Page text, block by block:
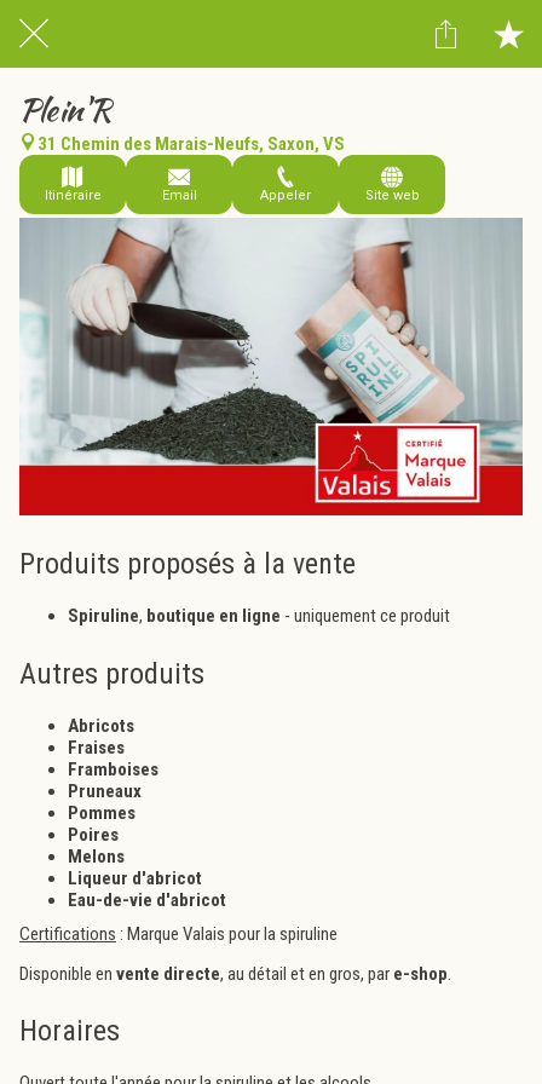
Plein'R
31 Chemin des Marais-Neufs, Saxon, VS
Itinéraire Email Appeler Site web
Produits proposés à la vente
Spiruline, boutique en ligne - uniquement ce produit
Autres produits
Abricots
Fraises
Framboises
Pruneaux
Pommes
Poires
Melons
Liqueur d'abricot
Eau-de-vie d'abricot
Certifications : Marque Valais pour la spiruline
Disponible en vente directe, au détail et en gros, par e-shop
Horaires